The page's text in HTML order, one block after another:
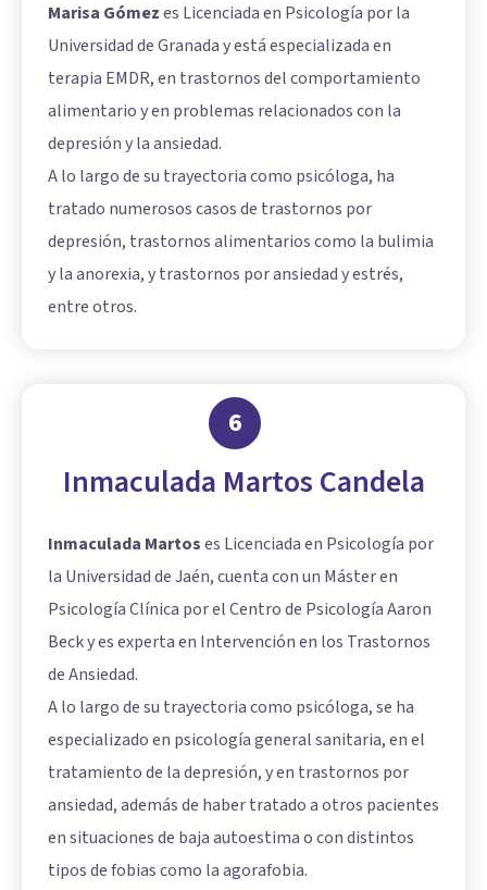
Marisa Gómezes Licenciada en Psicología por la
Universidad de Granada y está especializada en
terapia EMDR, en trastornos del comportamiento
alimentario y en problemas relacionados con la
depresión y la ansiedad.
A lo largo de su trayectoria como psicóloga, ha
tratado numerosos casos de trastornos por
depresión, trastornos alimentarios como la bulimia
y la anorexia, y trastornos por ansiedad y estrés,
entre otros.
6
Inmaculada Martos Candela
Inmaculada Martoses Licenciada en Psicología por
la Universidad de Jaén, cuenta con un Máster en
Psicología Clínica por el Centro de Psicología Aaron
Beck y es experta en Intervención en los Trastornos
de Ansiedad.
A lo largo de su trayectoria como psicóloga, se ha
especializado en psicología general sanitaria, en el
tratamiento de la depresión, y en trastornos por
ansiedad, además de haber tratado a otros pacientes
en situaciones de baja autoestima o con distintos
tipos de fobias como la agorafobia.